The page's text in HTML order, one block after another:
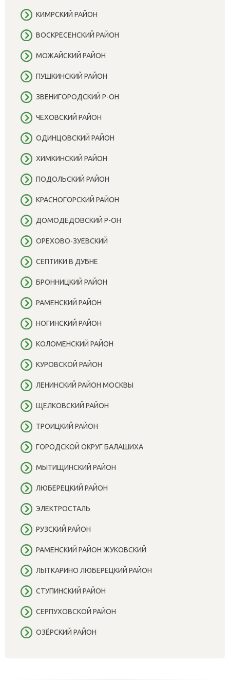
КИМРСКИЙ РАЙОН
ВОСКРЕСЕНСКИЙ РАЙОН
МОЖАЙСКИЙ РАЙОН
ПУШКИНСКИЙ РАЙОН
ЗВЕНИГОРОДСКИЙ Р-ОН
ЧЕХОВСКИЙ РАЙОН
ОДИНЦОВСКИЙ РАЙОН
ХИМКИНСКИЙ РАЙОН
ПОДОЛЬСКИЙ РАЙОН
КРАСНОГОРСКИЙ РАЙОН
ДОМОДЕДОВСКИЙ Р-ОН
ОРЕХОВО-ЗУЕВСКИЙ
СЕПТИКИ В ДУБНЕ
БРОННИЦКИЙ РАЙОН
РАМЕНСКИЙ РАЙОН
НОГИНСКИЙ РАЙОН
КОЛОМЕНСКИЙ РАЙОН
КУРОВСКОЙ РАЙОН
ЛЕНИНСКИЙ РАЙОН МОСКВЫ
ЩЕЛКОВСКИЙ РАЙОН
ТРОИЦКИЙ РАЙОН
ГОРОДСКОЙ ОКРУГ БАЛАШИХА
МЫТИЩИНСКИЙ РАЙОН
ЛЮБЕРЕЦКИЙ РАЙОН
ЭЛЕКТРОСТАЛЬ
РУЗСКИЙ РАЙОН
РАМЕНСКИЙ РАЙОН ЖУКОВСКИЙ
ЛЫТКАРИНО ЛЮБЕРЕЦКИЙ РАЙОН
СТУПИНСКИЙ РАЙОН
СЕРПУХОВСКОЙ РАЙОН
ОЗЁРСКИЙ РАЙОН